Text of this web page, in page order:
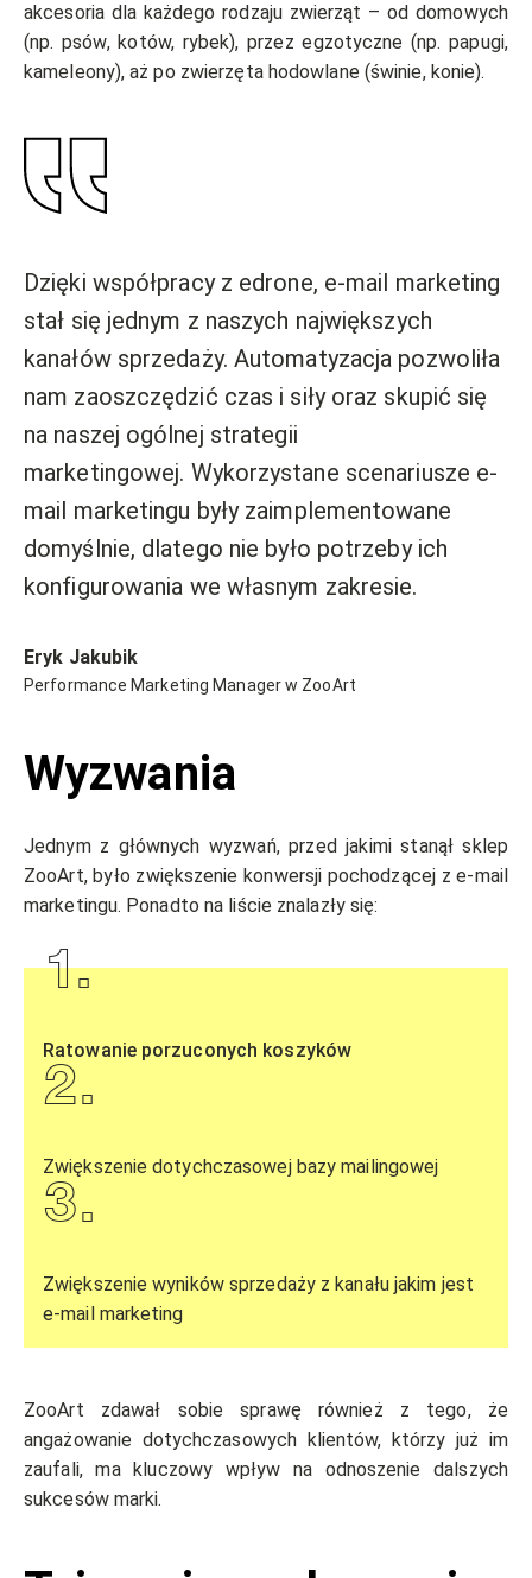
akcesoria dla każdego rodzaju zwierząt – od domowych
(np. psów, kotów, rybek), przez egzotyczne (np. papugi,
kameleony), aż po zwierzęta hodowlane (świnie, konie).
Dzięki współpracy z edrone, e-mail marketing
stał się jednym z naszych największych
kanałów sprzedaży. Automatyzacja pozwoliła
nam zaoszczędzić czas i siły oraz skupić się
na naszej ogólnej strategii
marketingowej. Wykorzystane scenariusze e-
mail marketingu były zaimplementowane
domyślnie, dlatego nie było potrzeby ich
konfigurowania we własnym zakresie.
Eryk Jakubik
Performance Marketing Manager w ZooArt
Wyzwania
Jednym z głównych wyzwań, przed jakimi stanął sklep
ZooArt, było zwiększenie konwersji pochodzącej z e-mail
marketingu. Ponadto na liście znalazły się:
1.
Ratowanie porzuconych koszyków
2.
Zwiększenie dotychczasowej bazy mailingowej
3.
Zwiększenie wyników sprzedaży z kanału jakim jest
e-mail marketing
ZooArt zdawał sobie sprawę również z tego, że
angażowanie dotychczasowych klientów, którzy już im
zaufali, ma kluczowy wpływ na odnoszenie dalszych
sukcesów marki.